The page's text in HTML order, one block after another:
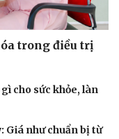
trong điều trị
cho sức khỏe, làn
Giá như chuẩn bị từ